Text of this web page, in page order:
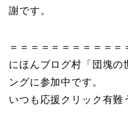
謝です。
＝＝＝＝＝＝＝＝＝＝＝
にほんブログ村「団塊の
ングに参加中です。
いつも応援クリック有難